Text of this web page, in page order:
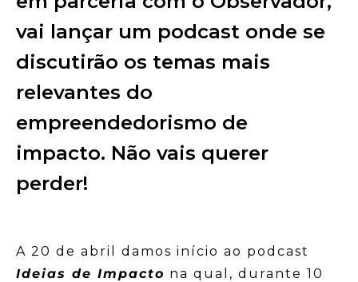
vai lançar um podcast onde se
discutirão os temas mais
relevantes do
empreendedorismo de
impacto. Não vais querer
perder!
A 20 de abril damos início ao podcast
Ideias de Impacto na qual, durante 10